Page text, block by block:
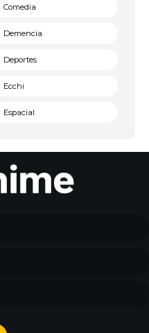
Comedia
Demencia
Deportes
Ecchi
Espacial
Historico
Josei